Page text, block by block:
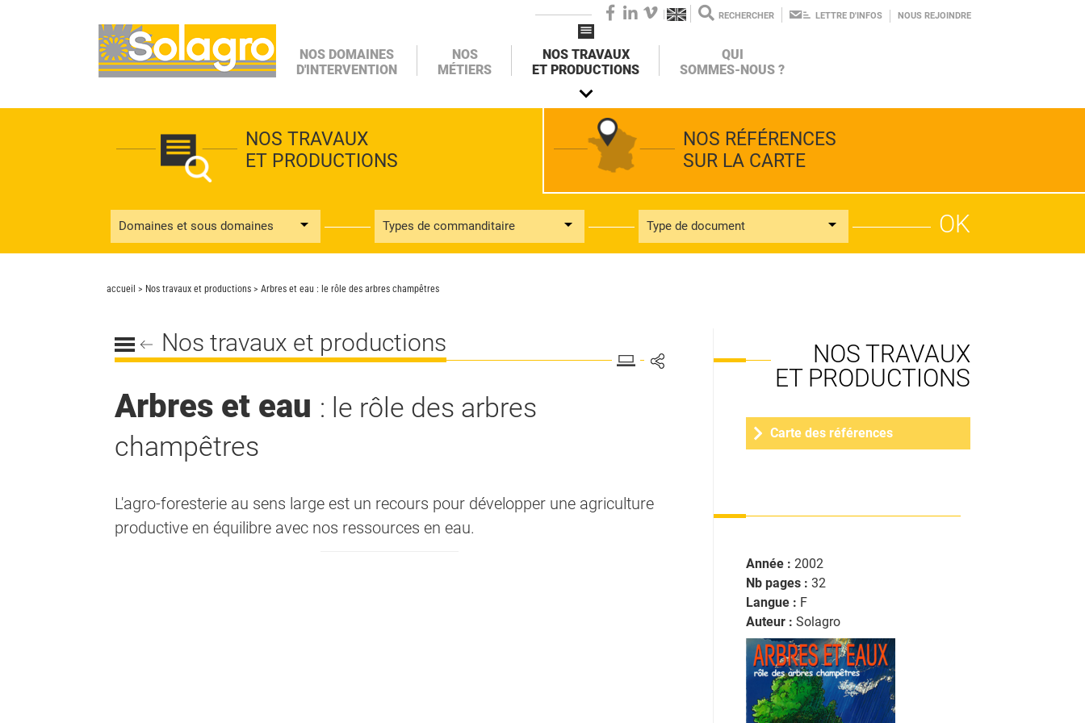
NOS DOMAINES
D'INTERVENTION
NOS
MÉTIERS
NOS TRAVAUX
ET PRODUCTIONS
NOS TRAVAUX
ET PRODUCTIONS
NOS RÉFÉRENCES
SUR LA CARTE
Domaines et sous domaines Types de commanditaire Type de document
QUI
SOMMES-NOUS ?
NOUS REJOINDRE
FACEBOOK
LINKEDIN
VIMEO RECHERCHER LETTRE D'INFOS NOUS REJOINDRE
accueil > Nos travaux et productions > Arbres et eau : le rôle des arbres champêtres
Nos travaux et productions
Arbres et eau : le rôle des arbres
champêtres
L'agro-foresterie au sens large est un recours pour développer une agriculture
productive en équilibre avec nos ressources en eau.
NOS TRAVAUX
ET PRODUCTIONS
Carte des références
Année : 2002
Nb pages : 32
Langue : F
Auteur : Solagro